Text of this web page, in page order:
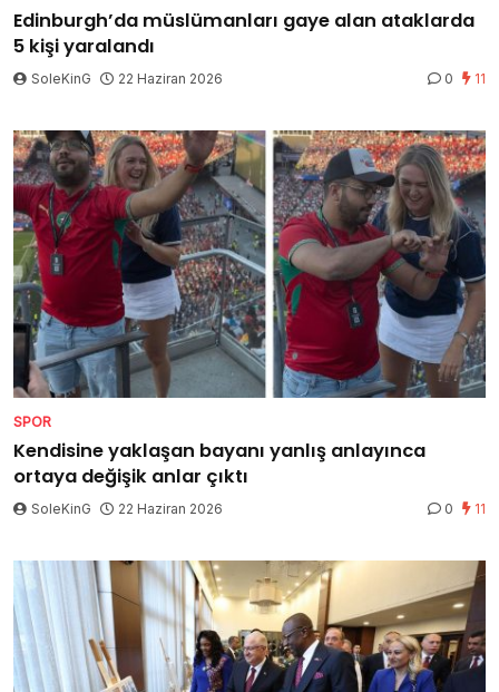
Edinburgh’da müslümanları gaye alan ataklarda
5 kişi yaralandı
SoleKinG 22 Haziran 2026 0 11
SPOR
Kendisine yaklaşan bayanı yanlış anlayınca
ortaya değişik anlar çıktı
SoleKinG 22 Haziran 2026 0 11